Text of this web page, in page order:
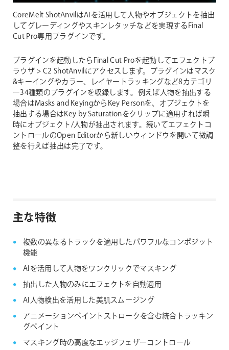
CoreMelt ShotAnvilはAIを活用して人物やオブジェクトを抽出
してグレーディングやスキンレタッチなどを実現するFinal
Cut Pro専用プラグインです。
プラグインを起動したらFinal Cut Proを起動してエフェクトブ
ラウザ > C2 ShotAnvilにアクセスします。プラグインはマスク
&キーイングやカラー、レイヤートラッキングなど8カテゴリ
ー34種類のプラグインを収録します。例えば人物を抽出する
場合はMasks and KeyingからKey Personを、オブジェクトを
抽出する場合はKey by Saturationをクリップに適用すれば瞬
時にオブジェクト/人物が抽出されます。続いてエフェクトコ
ントロールのOpen Editorから新しいウィンドウを開いて微調
整を行えば抽出は完了です。
主な特徴
複数の異なるトラックを適用したパワフルなコンポジット
機能
AIを活用して人物をワンクリックでマスキング
抽出した人物のみにエフェクトを自動適用
AI人物検出を活用した美肌スムージング
アニメーションペイントストロークを含む統合トラッキン
グペイント
マスキング時の高度なエッジフェザーコントロール